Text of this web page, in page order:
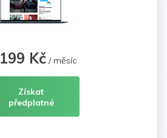
199 Kč/ měsíc
Získat
předplatné